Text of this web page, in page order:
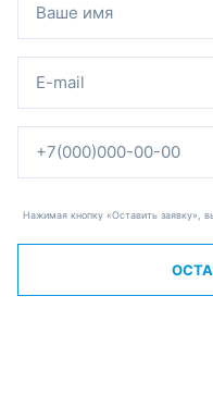
Нажимая кнопку «Оставить заявку»,